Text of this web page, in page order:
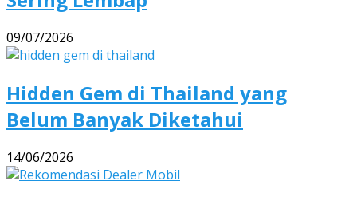
09/07/2026
Hidden Gem di Thailand yang
Belum Banyak Diketahui
14/06/2026